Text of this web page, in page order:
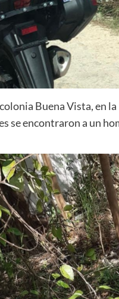
Buena Vista, en
se encontraron a un